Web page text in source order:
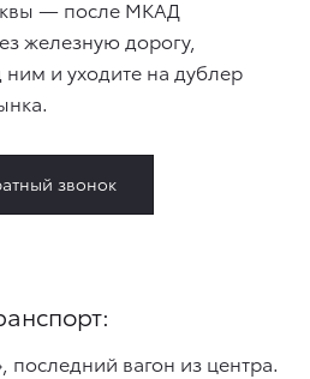
— после МКАД
железную дорогу,
ним и уходите на дублер
звонок
последний вагон из центра.